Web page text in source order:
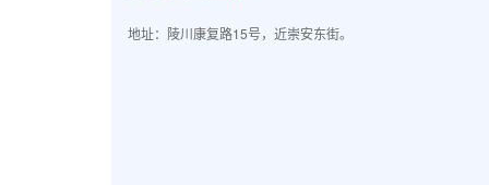
地址：陵川康复路15号，近崇安东街。